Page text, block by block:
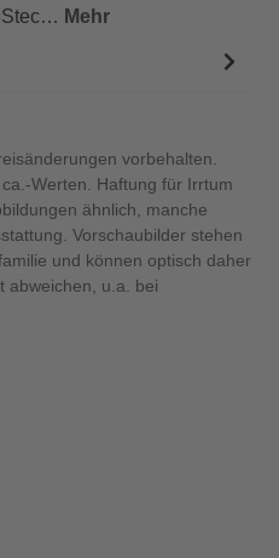
Mehr
vorbehalten.
Werten. Haftung für Irrtum
ähnlich, manche
Vorschaubilder stehen
und können optisch daher
abweichen, u.a. bei